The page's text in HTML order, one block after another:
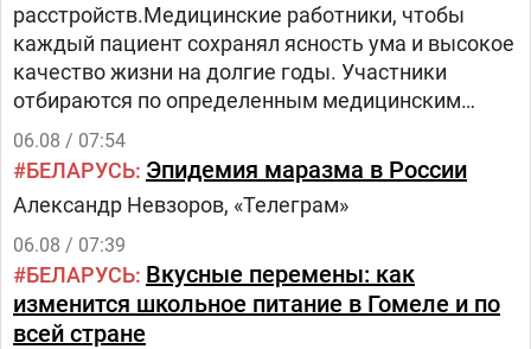
расстройств.Медицинские работники, чтобы
каждый пациент сохранял ясность ума и высокое
качество жизни на долгие годы. Участники
отбираются по определенным медицинским
критериям из числа прикрепленного к
поликлинике населения.Путь в проекте состоит
из трех этапов:1.
06.08 / 07:54
БЕЛАРУСЬ Эпидемия маразма в России
Александр Невзоров, «Телеграм»
06.08 / 07:39
БЕЛАРУСЬ Вкусные перемены: как
изменится школьное питание в Гомеле и по
всей стране